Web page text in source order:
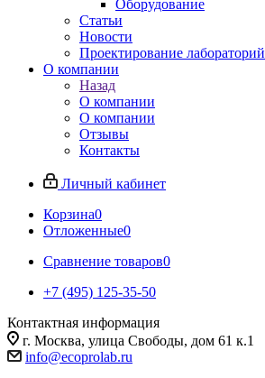
Оборудование
Статьи
Новости
Проектирование лабораторий
О компании
Назад
О компании
О компании
Отзывы
Контакты
Личный кабинет
Корзина0
Отложенные0
Сравнение товаров0
+7 (495) 125-35-50
Контактная информация
г. Москва, улица Свободы, дом 61 к.1
info@ecoprolab.ru